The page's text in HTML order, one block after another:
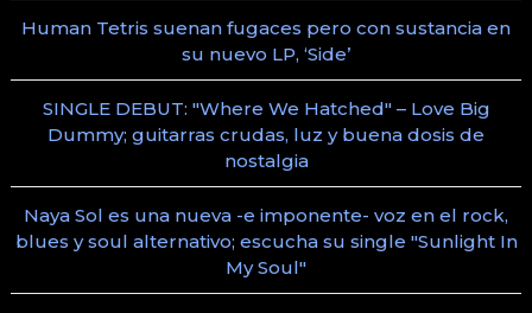
Human Tetris suenan fugaces pero con sustancia en
su nuevo LP, ‘Side’
SINGLE DEBUT: "Where We Hatched" – Love Big
Dummy; guitarras crudas, luz y buena dosis de
nostalgia
Naya Sol es una nueva -e imponente- voz en el rock,
blues y soul alternativo; escucha su single "Sunlight In
My Soul"